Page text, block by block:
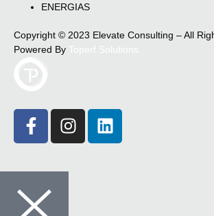
ENERGIAS
Copyright © 2023 Elevate Consulting – All
Powered By